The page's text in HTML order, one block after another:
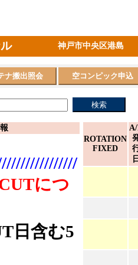
神戸市中央区港島
検索
につ
日含む5
ROTATION
FIXED
ROTATION
FIXED
ROTATION
FIXED
ROTATION
FIXED